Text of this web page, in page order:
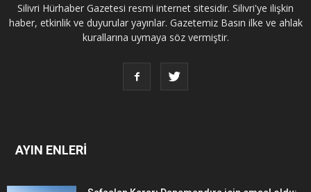
Silivri Hürhaber Gazetesi resmi internet sitesidir. Silivri'ye ilişkin
haber, etkinlik ve duyurular yayınlar. Gazetemiz Basın ilke ve ahlak
kurallarına uymaya söz vermiştir.
AYIN ENLERİ